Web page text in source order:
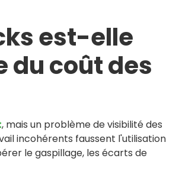
est-elle
du coût des
, mais un problème de visibilité des
incohérents faussent l'utilisation
le gaspillage, les écarts de